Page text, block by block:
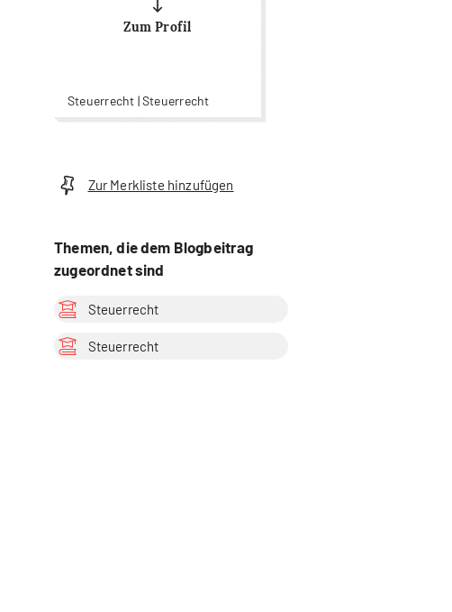
Zum Profil
Steuerrecht | Steuerrecht
Zur Merkliste hinzufügen
Themen, die dem Blogbeitrag
zugeordnet sind
Steuerrecht
Steuerrecht